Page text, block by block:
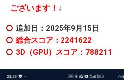
ございます！ ↓
追加日：2025年9月15日
総合スコア：2241622
3D（GPU）スコア：788211